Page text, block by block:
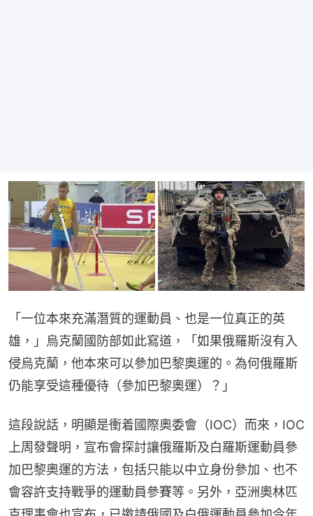
「一位本來充滿潛質的運動員、也是一位真正的英
雄，」烏克蘭國防部如此寫道，「如果俄羅斯沒有入
侵烏克蘭，他本來可以參加巴黎奧運的。為何俄羅斯
仍能享受這種優待（參加巴黎奧運）？」
這段說話，明顯是衝着國際奧委會（IOC）而來，IOC
上周發聲明，宣布會探討讓俄羅斯及白羅斯運動員參
加巴黎奧運的方法，包括只能以中立身份參加、也不
會容許支持戰爭的運動員參賽等。另外，亞洲奧林匹